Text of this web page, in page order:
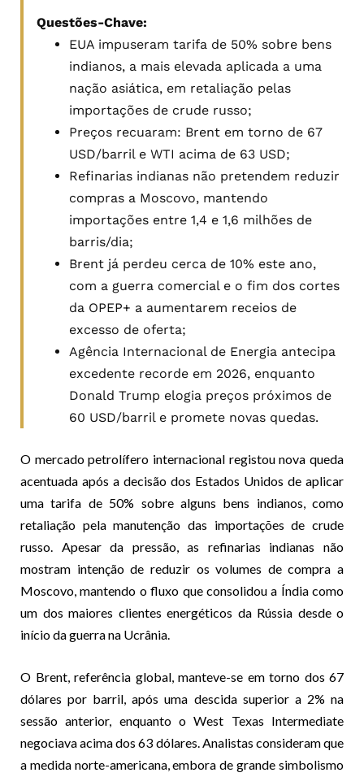
Questões-Chave:
EUA impuseram tarifa de 50% sobre bens
indianos, a mais elevada aplicada a uma
nação asiática, em retaliação pelas
importações de crude russo;
Preços recuaram: Brent em torno de 67
USD/barril e WTI acima de 63 USD;
Refinarias indianas não pretendem reduzir
compras a Moscovo, mantendo
importações entre 1,4 e 1,6 milhões de
barris/dia;
Brent já perdeu cerca de 10% este ano,
com a guerra comercial e o fim dos cortes
da OPEP+ a aumentarem receios de
excesso de oferta;
Agência Internacional de Energia antecipa
excedente recorde em 2026, enquanto
Donald Trump elogia preços próximos de
60 USD/barril e promete novas quedas.
O mercado petrolífero internacional registou nova queda
acentuada após a decisão dos Estados Unidos de aplicar
uma tarifa de 50% sobre alguns bens indianos, como
retaliação pela manutenção das importações de crude
russo. Apesar da pressão, as refinarias indianas não
mostram intenção de reduzir os volumes de compra a
Moscovo, mantendo o fluxo que consolidou a Índia como
um dos maiores clientes energéticos da Rússia desde o
início da guerra na Ucrânia.
O Brent, referência global, manteve-se em torno dos 67
dólares por barril, após uma descida superior a 2% na
sessão anterior, enquanto o West Texas Intermediate
negociava acima dos 63 dólares. Analistas consideram que
a medida norte-americana, embora de grande simbolismo